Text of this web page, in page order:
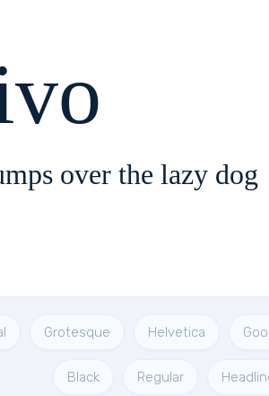
over the lazy dog
Grotesque Helvetica
Black Regular